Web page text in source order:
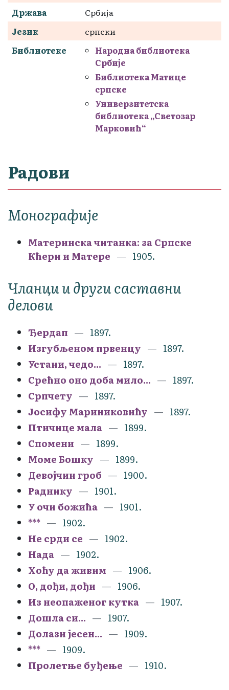
Држава
Србија
Језик
српски
Библиотеке
Народна библиотека
Србије
Библиотека Матице
српске
Универзитетска
библиотека „Светозар
Марковић“
Радови
Монографије
Материнска читанка: за Српске
Кћери и Матере
1905.
Чланци и други саставни
делови
Ђердап
1897.
Изгубљеном првенцу
1897.
Устани, чедо...
1897.
Срећно оно доба мило...
1897.
Српчету
1897.
Јосифу Мариниковићу
1897.
Птичице мала
1899.
Спомени
1899.
Моме Бошку
1899.
Девојчин гроб
1900.
Раднику
1901.
У очи божића
1901.
***
1902.
Не срди се
1902.
Нада
1902.
Хоћу да живим
1906.
О, дођи, дођи
1906.
Из неопаженог кутка
1907.
Дошла си...
1907.
Долази јесен...
1909.
***
1909.
Пролетње буђење
1910.